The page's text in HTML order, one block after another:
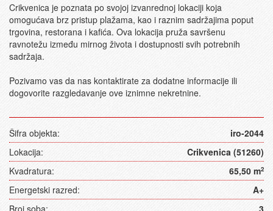
Crikvenica je poznata po svojoj izvanrednoj lokaciji koja
omogućava brz pristup plažama, kao i raznim sadržajima poput
trgovina, restorana i kafića. Ova lokacija pruža savršenu
ravnotežu između mirnog života i dostupnosti svih potrebnih
sadržaja.
Pozivamo vas da nas kontaktirate za dodatne informacije ili
dogovorite razgledavanje ove iznimne nekretnine.
Šifra objekta:
iro-2044
Lokacija:
Crikvenica (51260)
Kvadratura:
65,50 m2
Energetski razred:
A+
Broj soba:
3